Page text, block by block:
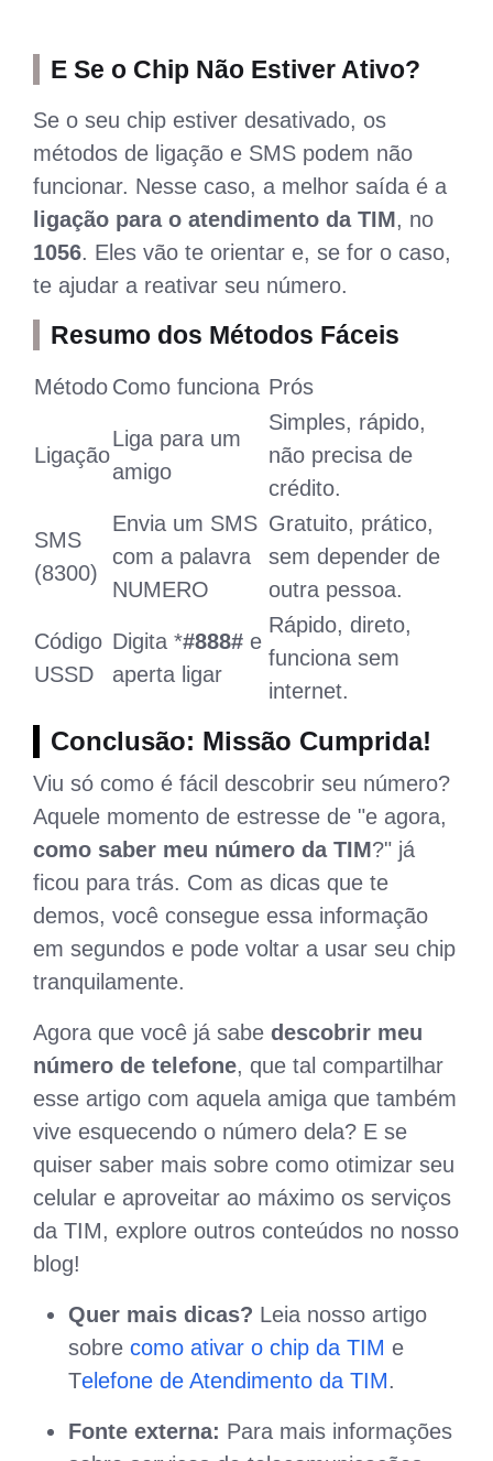
E Se o Chip Não Estiver Ativo?
Se o seu chip estiver desativado, os
métodos de ligação e SMS podem não
funcionar. Nesse caso, a melhor saída é a
ligação para o atendimento da TIM, no
1056. Eles vão te orientar e, se for o caso,
te ajudar a reativar seu número.
Resumo dos Métodos Fáceis
Método Como funciona Prós
Ligação
Liga para um
amigo
Simples, rápido,
não precisa de
crédito.
SMS
(8300)
Envia um SMS
com a palavra
NUMERO
Gratuito, prático,
sem depender de
outra pessoa.
Código
USSD
Digita *#888# e
aperta ligar
Rápido, direto,
funciona sem
internet.
Conclusão: Missão Cumprida!
Viu só como é fácil descobrir seu número?
Aquele momento de estresse de "e agora,
como saber meu número da TIM?" já
ficou para trás. Com as dicas que te
demos, você consegue essa informação
em segundos e pode voltar a usar seu chip
tranquilamente.
Agora que você já sabe descobrir meu
número de telefone, que tal compartilhar
esse artigo com aquela amiga que também
vive esquecendo o número dela? E se
quiser saber mais sobre como otimizar seu
celular e aproveitar ao máximo os serviços
da TIM, explore outros conteúdos no nosso
blog!
Quer mais dicas? Leia nosso artigo
sobre como ativar o chip da TIM e
Telefone de Atendimento da TIM.
Fonte externa: Para mais informações